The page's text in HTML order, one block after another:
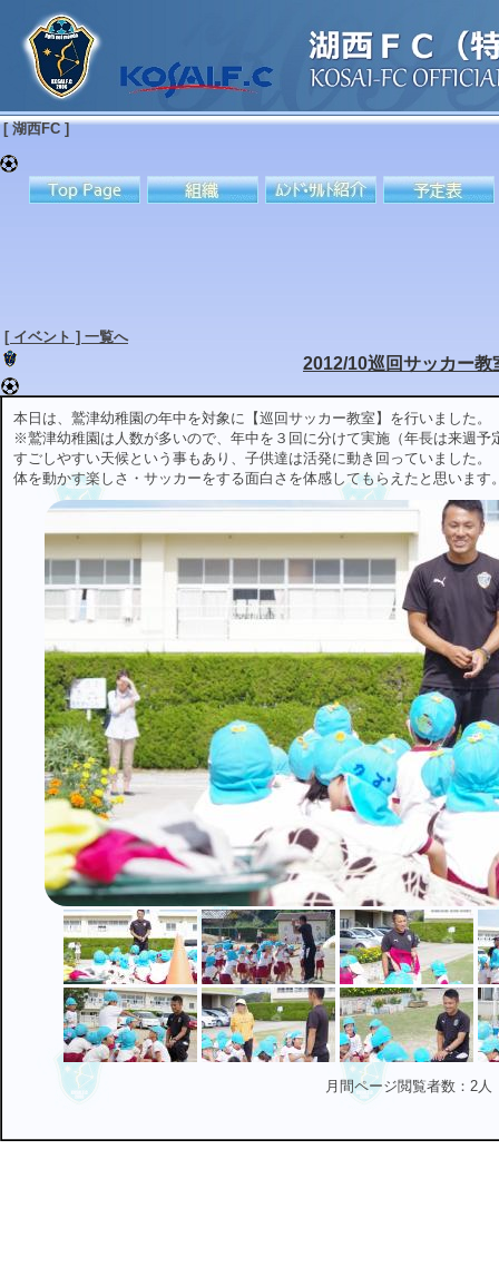
[ 湖西FC ]
[ イベント ] 一覧へ
2012/10巡回サッカー教
本日は、鷲津幼稚園の年中を対象に【巡回サッカー教室】を行いました。
※鷲津幼稚園は人数が多いので、年中を３回に分けて実施（年長は来週予
すごしやすい天候という事もあり、子供達は活発に動き回っていました。
体を動かす楽しさ・サッカーをする面白さを体感してもらえたと思います
月間ページ閲覧者数：2人